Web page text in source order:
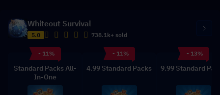
Whiteout Survival
5.0 738.1k+ sold
- 11%
Standard Packs All-
In-One
- 11%
4.99 Standard Packs
- 13%
9.99 Standard